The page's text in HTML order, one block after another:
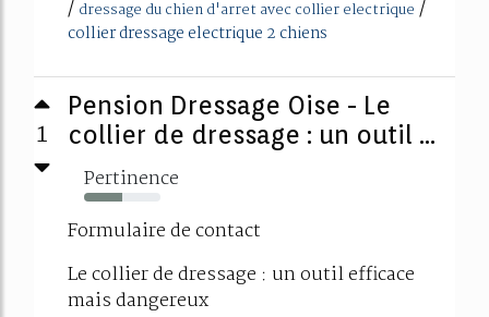
/ dressage du chien d'arret avec collier electrique /
collier dressage electrique 2 chiens
1
Pension Dressage Oise - Le
collier de dressage : un outil ...
Pertinence
50%
Formulaire de contact
Le collier de dressage : un outil efficace
mais dangereux